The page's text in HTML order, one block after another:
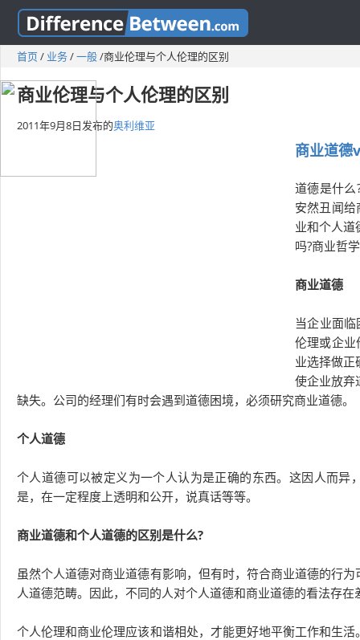
首页/ 业务/一般/商业伦理与个人伦理的区别
商业伦理与个人伦理的区别
2011年9月8日发布的奥利维亚
商业道德
道德是什么
安然丑闻
业和个人
吗?商业哲
商业道德
当企业面
伦理或企业
业选择做
使企业放弃
缺失。公司的经理们有时会遇到道德困境，必须研究商业道德。
个人道德
个人道德可以被定义为一个人认为是正确的东西。这因人而
是，在一定程度上透明和公开，说真话等等。
商业道德和个人道德的区别是什么?
虽然个人道德对商业道德有影响，但有时，符合商业道德的行
人道德范畴。因此，不同的人对个人道德和商业道德的看法存在
个人伦理和商业伦理应该和谐相处，才能更好地平衡工作和生